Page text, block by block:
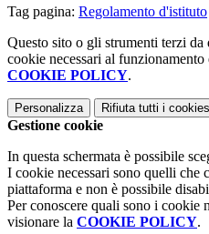
Tag pagina: Regolamento d'istituto
Questo sito o gli strumenti terzi
cookie necessari al
COOKIE POLICY.
Personalizza Rifiuta tutti i cookies
Gestione cookie
In questa schermata è possibile
I cookie necessari sono quelli che
piattaforma e non è possibile
Per conoscere quali sono i cookie
visionare la COOKIE POLICY.